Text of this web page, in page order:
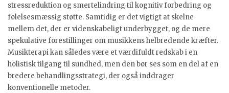
stressreduktion og smertelindring til kognitiv forbedring og
følelsesmæssig støtte. Samtidig er det vigtigt at skelne
mellem det, der er videnskabeligt underbygget, og de mere
spekulative forestillinger om musikkens helbredende kræfter.
Musikterapi kan således være et værdifuldt redskab i en
holistisk tilgang til sundhed, men den bør ses som en del af en
bredere behandlingsstrategi, der også inddrager
konventionelle metoder.